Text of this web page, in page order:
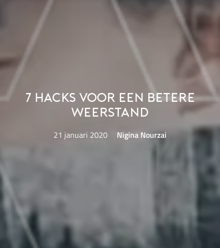
7 hacks voor een betere
weerstand
21 januari 2020 Nigina Nourzai